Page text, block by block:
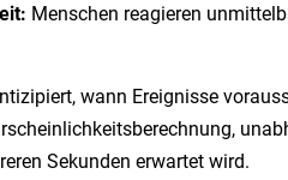
Menschen reagieren
wann Ereignisse
Sekunden erwartet wird.